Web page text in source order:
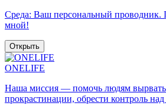
Среда: Ваш персональный проводник.
мной!
Открыть
ONELIFE
Наша миссия — помочь людям
прокрастинации, обрести контроль